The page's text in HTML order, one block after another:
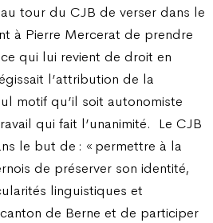
tour du CJB de verser dans le
à Pierre Mercerat de prendre
qui lui revient de droit en
l’attribution de la
motif qu’il soit autonomiste
qui fait l’unanimité. Le CJB
le but de : « permettre à la
de préserver son identité,
linguistiques et
de Berne et de participer